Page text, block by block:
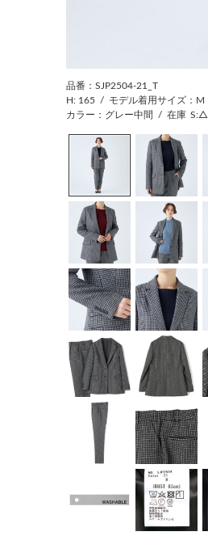
品番：SJP2504-21_T
H: 165
/ モデル着用サイズ：M
カラー：グレー中間
/ 在庫 S:△